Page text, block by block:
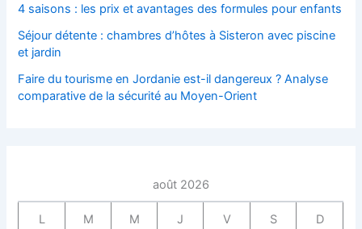
4 saisons : les prix et avantages des formules pour enfants
Séjour détente : chambres d’hôtes à Sisteron avec piscine
et jardin
Faire du tourisme en Jordanie est-il dangereux ? Analyse
comparative de la sécurité au Moyen-Orient
août 2026
L M M J V S D